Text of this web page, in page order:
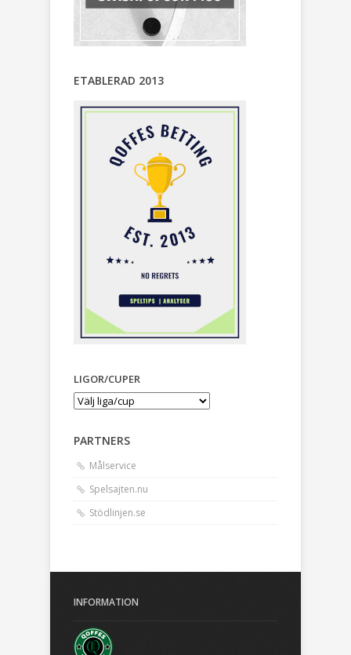
ETABLERAD 2013
LIGOR/CUPER
PARTNERS
Målservice
Spelsajten.nu
Stödlinjen.se
INFORMATION